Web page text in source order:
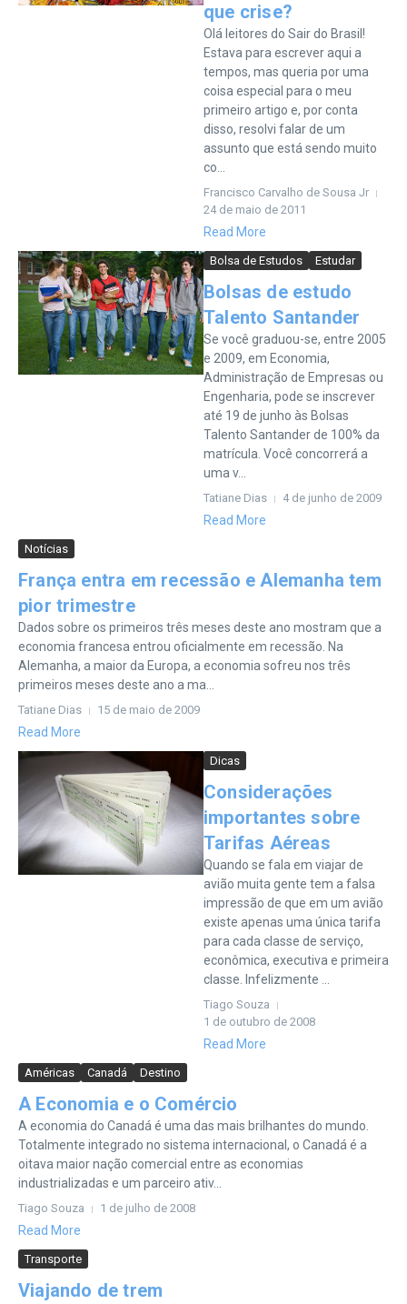
que crise?
Olá leitores do Sair do Brasil!
Estava para escrever aqui a
tempos, mas queria por uma
coisa especial para o meu
primeiro artigo e, por conta
disso, resolvi falar de um
assunto que está sendo muito
co...
Francisco Carvalho de Sousa Jr
24 de maio de 2011
Read More
Bolsa de Estudos Estudar
Bolsas de estudo
Talento Santander
Se você graduou-se, entre 2005
e 2009, em Economia,
Administração de Empresas ou
Engenharia, pode se inscrever
até 19 de junho às Bolsas
Talento Santander de 100% da
matrícula. Você concorrerá a
uma v...
Tatiane Dias 4 de junho de 2009
Read More
Notícias
França entra em recessão e Alemanha tem
pior trimestre
Dados sobre os primeiros três meses deste ano mostram que a
economia francesa entrou oficialmente em recessão. Na
Alemanha, a maior da Europa, a economia sofreu nos três
primeiros meses deste ano a ma...
Tatiane Dias 15 de maio de 2009
Read More
Dicas
Considerações
importantes sobre
Tarifas Aéreas
Quando se fala em viajar de
avião muita gente tem a falsa
impressão de que em um avião
existe apenas uma única tarifa
para cada classe de serviço,
econômica, executiva e primeira
classe. Infelizmente ...
Tiago Souza
1 de outubro de 2008
Read More
Américas Canadá Destino
A Economia e o Comércio
A economia do Canadá é uma das mais brilhantes do mundo.
Totalmente integrado no sistema internacional, o Canadá é a
oitava maior nação comercial entre as economias
industrializadas e um parceiro ativ...
Tiago Souza 1 de julho de 2008
Read More
Transporte
Viajando de trem